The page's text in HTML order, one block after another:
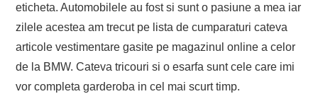
eticheta. Automobilele au fost si sunt o pasiune a mea iar
zilele acestea am trecut pe lista de cumparaturi cateva
articole vestimentare gasite pe magazinul online a celor
de la BMW. Cateva tricouri si o esarfa sunt cele care imi
vor completa garderoba in cel mai scurt timp.